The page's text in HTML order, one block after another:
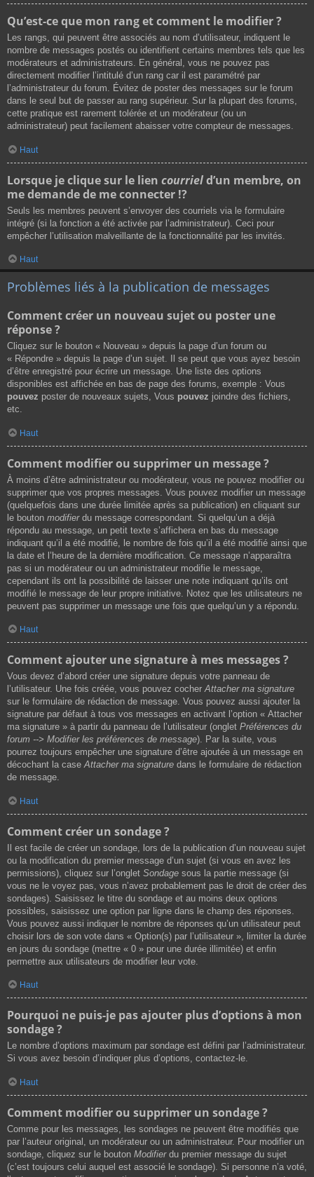
Qu’est-ce que mon rang et comment le modifier ?
Les rangs, qui peuvent être associés au nom d’utilisateur, indiquent le
nombre de messages postés ou identifient certains membres tels que les
modérateurs et administrateurs. En général, vous ne pouvez pas
directement modifier l’intitulé d’un rang car il est paramétré par
l’administrateur du forum. Évitez de poster des messages sur le forum
dans le seul but de passer au rang supérieur. Sur la plupart des forums,
cette pratique est rarement tolérée et un modérateur (ou un
administrateur) peut facilement abaisser votre compteur de messages.
Haut
Lorsque je clique sur le lien courrield’un membre, on
me demande de me connecter !?
Seuls les membres peuvent s’envoyer des courriels via le formulaire
intégré (si la fonction a été activée par l’administrateur). Ceci pour
empêcher l’utilisation malveillante de la fonctionnalité par les invités.
Haut
Problèmes liés à la publication de messages
Comment créer un nouveau sujet ou poster une
réponse ?
Cliquez sur le bouton « Nouveau » depuis la page d’un forum ou
« Répondre » depuis la page d’un sujet. Il se peut que vous ayez besoin
d’être enregistré pour écrire un message. Une liste des options
disponibles est affichée en bas de page des forums, exemple : Vous
pouvez poster de nouveaux sujets, Vous pouvez joindre des fichiers,
etc.
Haut
Comment modifier ou supprimer un message ?
À moins d’être administrateur ou modérateur, vous ne pouvez modifier ou
supprimer que vos propres messages. Vous pouvez modifier un message
(quelquefois dans une durée limitée après sa publication) en cliquant sur
le bouton modifierdu message correspondant. Si quelqu’un a déjà
répondu au message, un petit texte s’affichera en bas du message
indiquant qu’il a été modifié, le nombre de fois qu’il a été modifié ainsi que
la date et l’heure de la dernière modification. Ce message n’apparaîtra
pas si un modérateur ou un administrateur modifie le message,
cependant ils ont la possibilité de laisser une note indiquant qu’ils ont
modifié le message de leur propre initiative. Notez que les utilisateurs ne
peuvent pas supprimer un message une fois que quelqu’un y a répondu.
Haut
Comment ajouter une signature à mes messages ?
Vous devez d’abord créer une signature depuis votre panneau de
l’utilisateur. Une fois créée, vous pouvez cocherAttacher ma signature
sur le formulaire de rédaction de message. Vous pouvez aussi ajouter la
signature par défaut à tous vos messages en activant l’option « Attacher
ma signature » à partir du panneau de l’utilisateur (onglet Préférences du
forum --> Modifier les préférences de message). Par la suite, vous
pourrez toujours empêcher une signature d’être ajoutée à un message en
décochant la caseAttacher ma signature dans le formulaire de rédaction
de message.
Haut
Comment créer un sondage ?
Il est facile de créer un sondage, lors de la publication d’un nouveau sujet
ou la modification du premier message d’un sujet (si vous en avez les
permissions), cliquez sur l’onglet Sondage sous la partie message (si
vous ne le voyez pas, vous n’avez probablement pas le droit de créer des
sondages). Saisissez le titre du sondage et au moins deux options
possibles, saisissez une option par ligne dans le champ des réponses.
Vous pouvez aussi indiquer le nombre de réponses qu’un utilisateur peut
choisir lors de son vote dans « Option(s) par l’utilisateur », limiter la durée
en jours du sondage (mettre « 0 » pour une durée illimitée) et enfin
permettre aux utilisateurs de modifier leur vote.
Haut
Pourquoi ne puis-je pas ajouter plus d’options à mon
sondage ?
Le nombre d’options maximum par sondage est défini par l’administrateur.
Si vous avez besoin d’indiquer plus d’options, contactez-le.
Haut
Comment modifier ou supprimer un sondage ?
Comme pour les messages, les sondages ne peuvent être modifiés que
par l’auteur original, un modérateur ou un administrateur. Pour modifier un
sondage, cliquez sur le bouton Modifierdu premier message du sujet
(c’est toujours celui auquel est associé le sondage). Si personne n’a voté,